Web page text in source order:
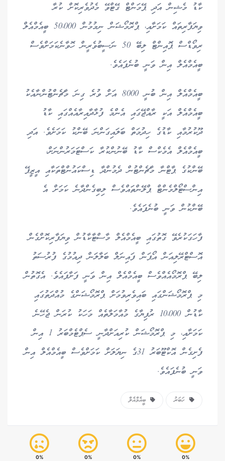
ކާޑު މެޝިން އަދި ޕޭމަންޓް ގޭޓްވޭ މެދުވެރިކޮށް ކުރާ
ވިޔަފާރިތައް ކަމަށާއި، ޕްރޮމޯޝަން ނިމުމުން 50،000 ބީއެމްއެލް
ރިވޯޑްސް ޕޮއިންޓް ލިބޭ 50 ނަސީބުވެރީން ހޮވާނެކަމަށްވެސް
ބީއެމްއެލް އިން ވަނީ ބުނެފައެވެ.
ބީއެމްއެލް އިން ބުނީ 8000 އަށް ވުރެ ގިނަ މާޗެންޓުންނާއެކު
ބީއެމްއެލް އަކީ ރާއްޖޭގައި އެންމެ ފުޅާދާއިރާއެއްގައި ކާޑު
ދޫކުރުމާއި ކާޑުގެ ހިދުމަތް ބަލައިގަންނަ ބޭންކު ކަމަށެވެ. އަދި
ބީއެމްއެލް އެމެކްސް ކާޑު ބޭނުންކުރާ ކަސްޓަމަރުންނަށް،
ބޭންކުގެ ޕާޓްނާ މާޗެންޓުން ދެމުންދާ ޑިސްކައުންޓްތަކާއި އީޒީޕޭ
އިންސްޓޯލްމެންޓް ޕްލޭންތައްވެސް ލިބިގެންދާނެ ކަމަށް އެ
ބޭންކުން ވަނީ ބުނެފައެވެ.
ފާހަގަކުރެވޭ ގޮތުގައި ބީއެމްއެލް މާސްޓާކާޑުން ވިޔަފާރިކޮށްގެން
އޮސްޓްރޭލިއަން އޯޕަން ފައިނަލް ބަލާލަން ދިއުމުގެ ފުރުސަތު
ލިބޭ ޕްރޮމޯއެއްވެސް ބީއެމްއެލް އިން ވަނީ ފަށާފައެވެ. އެގޮތުން
މި ޕްރޮމޯޝަންގައި ބައިވެރިވުމަށް ޕްރޮމޯޝަންގެ މުއްދަތުގައި
ކާޑުން 10،000 ރުފިޔާގެ މުއާމަލާތެއް މަހަކު ކުރަން ޖެހޭނެ
ކަމަށާއި، މި ޕްރޮމޯޝަން ކުރިއަށްދާނީ ސެޕްޓެމްބަރު 1 އިން
ފެށިގެން އޮކްޓޫބަރު 31ގެ ނިޔަލަށް ކަމަށްވެސް ބީއެމްއެލް އިން
ވަނީ ބުނެފައެވެ.
ހަބަރު ބީއެމްއެލް
0%
0%
0%
0%